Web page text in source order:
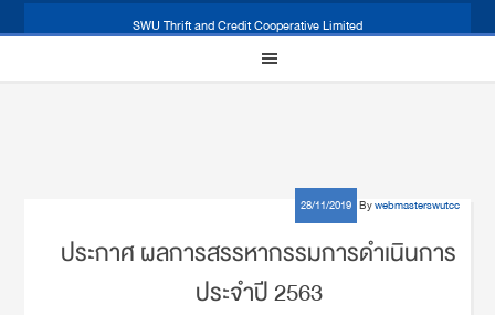
SWU Thrift and Credit Cooperative Limited
28/11/2019 Bywebmasterswutcc
ประกาศ ผลการสรรหากรรมการดำเนินการ
ประจำปี 2563